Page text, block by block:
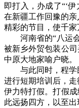
即打入，办成了“‘
在新疆工作回豫的
精彩的节目，使千家
河南省的“八运会
被新乡外贸包装公
中原大地家喻户晓。
与此同时，程学民
进行短期培训后，
伊力特打假。打假
此远扬四方，以至